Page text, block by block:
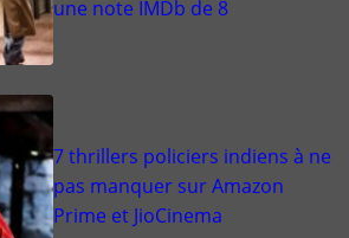
une note IMDb de 8
7 thrillers policiers indiens à ne
pas manquer sur Amazon
Prime et JioCinema